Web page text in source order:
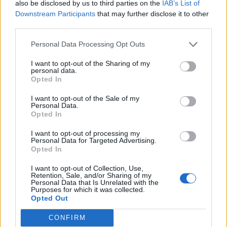
also be disclosed by us to third parties on the IAB’s List of
Downstream Participants that may further disclose it to other
Personal Data Processing Opt Outs
I want to opt-out of the Sharing of my
personal data.
Opted In
I want to opt-out of the Sale of my
Personal Data.
Opted In
I want to opt-out of processing my
Personal Data for Targeted Advertising.
Opted In
I want to opt-out of Collection, Use,
Retention, Sale, and/or Sharing of my
Personal Data that Is Unrelated with the
Purposes for which it was collected.
Opted Out
CONFIRM
Carbonia, l'ex presidente Canu: «Lasciai i
soldi per pagare le vertenze, Meloni si
31 Lug 2026
«Impossibilitati nel far fronte alle vertenze
dei giocatori»